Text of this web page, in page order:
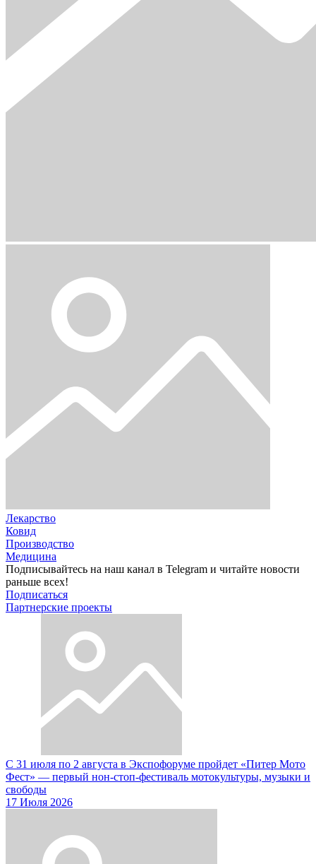
Лекарство
Ковид
Производство
Медицина
Подписывайтесь на наш канал в Telegram и читайте новости
раньше всех!
Подписаться
Партнерские проекты
С 31 июля по 2 августа в Экспофоруме пройдет «Питер Мото
Фест» — первый нон-стоп-фестиваль мотокультуры, музыки и
свободы
17 Июля 2026